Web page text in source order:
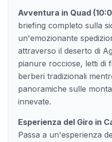
Avventura in Quad
briefing completo sulla
un'emozionante
attraverso il deserto di
pianure rocciose, letti di
berberi tradizionali
panoramiche sulle
innevate.
Esperienza del Giro in
Passa a un'esperienza